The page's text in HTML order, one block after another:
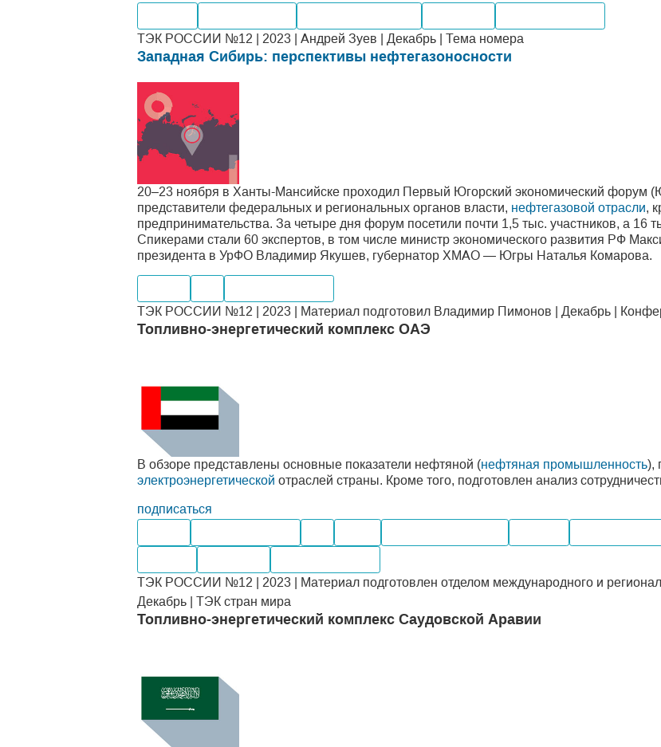
ТЭК РОССИИ №12 | 2023 | Андрей Зуев | Декабрь | Тема номера
Западная Сибирь: перспективы нефтегазоносности
20–23 ноября в Ханты-Мансийске проходил Первый Югорский экономический форум
представители федеральных и региональных органов власти, нефтегазовой отрасли,
предпринимательства. За четыре дня форум посетили почти 1,5 тыс. участников, а 16
Спикерами стали 60 экспертов, в том числе министр экономического развития РФ
президента в УрФО Владимир Якушев, губернатор ХМАО — Югры Наталья Комарова.
ТЭК РОССИИ №12 | 2023 | Материал подготовил Владимир Пимонов | Декабрь |
Топливно-энергетический комплекс ОАЭ
В обзоре представлены основные показатели нефтяной (нефтяная промышленность),
электроэнергетической отраслей страны. Кроме того, подготовлен анализ
подписаться
ТЭК РОССИИ №12 | 2023 | Материал подготовлен отделом международного и
Декабрь | ТЭК стран мира
Топливно-энергетический комплекс Саудовской Аравии